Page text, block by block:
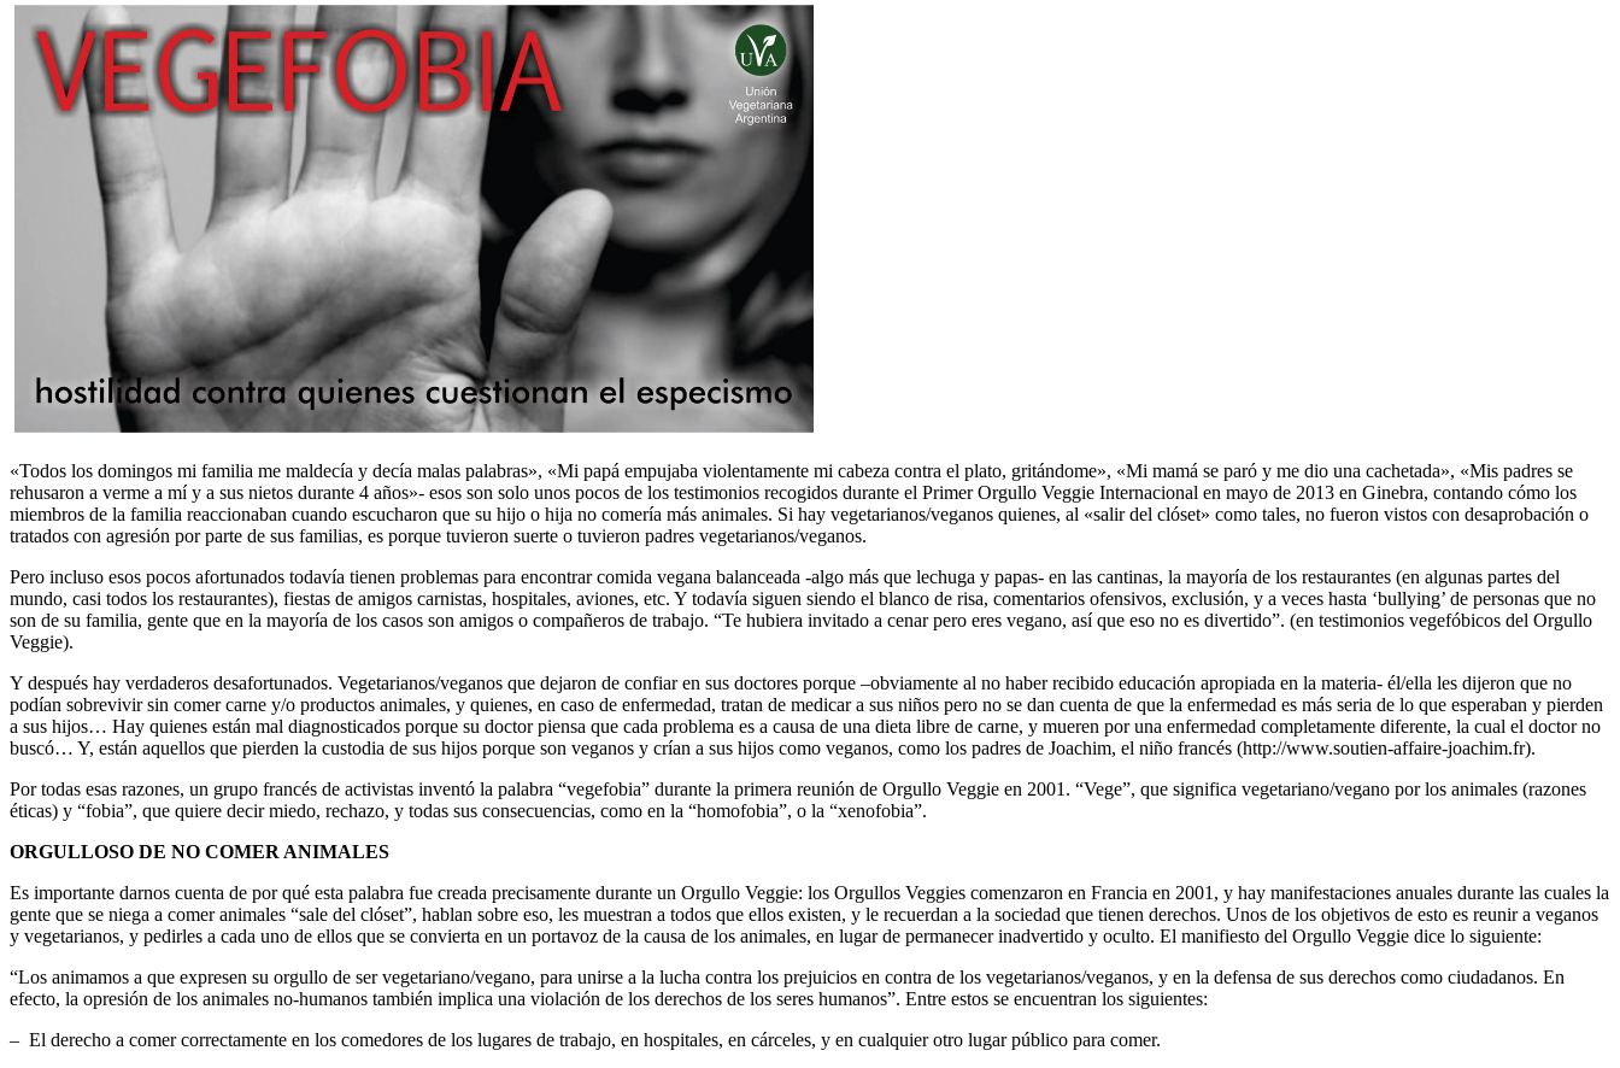
«Todos los domingos mi familia me maldecía y decía malas palabras», «Mi papá empujaba violentamente mi cabeza contra el plato, gritándome», «Mi mamá se paró y me dio una cachetada», «Mis padres se
rehusaron a verme a mí y a sus nietos durante 4 años»- esos son solo unos pocos de los testimonios recogidos durante el Primer Orgullo Veggie Internacional en mayo de 2013 en Ginebra, contando cómo los
miembros de la familia reaccionaban cuando escucharon que su hijo o hija no comería más animales. Si hay vegetarianos/veganos quienes, al «salir del clóset» como tales, no fueron vistos con desaprobación o
tratados con agresión por parte de sus familias, es porque tuvieron suerte o tuvieron padres vegetarianos/veganos.
Pero incluso esos pocos afortunados todavía tienen problemas para encontrar comida vegana balanceada -algo más que lechuga y papas- en las cantinas, la mayoría de los restaurantes (en algunas partes del
mundo, casi todos los restaurantes), fiestas de amigos carnistas, hospitales, aviones, etc. Y todavía siguen siendo el blanco de risa, comentarios ofensivos, exclusión, y a veces hasta ‘bullying’ de personas que no
son de su familia, gente que en la mayoría de los casos son amigos o compañeros de trabajo. “Te hubiera invitado a cenar pero eres vegano, así que eso no es divertido”. (en testimonios vegefóbicos del Orgullo
Veggie).
Y después hay verdaderos desafortunados. Vegetarianos/veganos que dejaron de confiar en sus doctores porque –obviamente al no haber recibido educación apropiada en la materia- él/ella les dijeron que no
podían sobrevivir sin comer carne y/o productos animales, y quienes, en caso de enfermedad, tratan de medicar a sus niños pero no se dan cuenta de que la enfermedad es más seria de lo que esperaban y pierden
a sus hijos… Hay quienes están mal diagnosticados porque su doctor piensa que cada problema es a causa de una dieta libre de carne, y mueren por una enfermedad completamente diferente, la cual el doctor no
buscó… Y, están aquellos que pierden la custodia de sus hijos porque son veganos y crían a sus hijos como veganos, como los padres de Joachim, el niño francés (http://www.soutien-affaire-joachim.fr).
Por todas esas razones, un grupo francés de activistas inventó la palabra “vegefobia” durante la primera reunión de Orgullo Veggie en 2001. “Vege”, que significa vegetariano/vegano por los animales (razones
éticas) y “fobia”, que quiere decir miedo, rechazo, y todas sus consecuencias, como en la “homofobia”, o la “xenofobia”.
ORGULLOSO DE NO COMER ANIMALES
Es importante darnos cuenta de por qué esta palabra fue creada precisamente durante un Orgullo Veggie: los Orgullos Veggies comenzaron en Francia en 2001, y hay manifestaciones anuales durante las cuales la
gente que se niega a comer animales “sale del clóset”, hablan sobre eso, les muestran a todos que ellos existen, y le recuerdan a la sociedad que tienen derechos. Unos de los objetivos de esto es reunir a veganos
y vegetarianos, y pedirles a cada uno de ellos que se convierta en un portavoz de la causa de los animales, en lugar de permanecer inadvertido y oculto. El manifiesto del Orgullo Veggie dice lo siguiente:
“Los animamos a que expresen su orgullo de ser vegetariano/vegano, para unirse a la lucha contra los prejuicios en contra de los vegetarianos/veganos, y en la defensa de sus derechos como ciudadanos. En
efecto, la opresión de los animales no-humanos también implica una violación de los derechos de los seres humanos”. Entre estos se encuentran los siguientes:
– El derecho a comer correctamente en los comedores de los lugares de trabajo, en hospitales, en cárceles, y en cualquier otro lugar público para comer.